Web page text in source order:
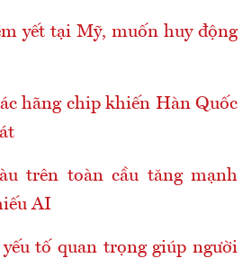
yết tại Mỹ, muốn huy động
hãng chip khiến Hàn Quốc
trên toàn cầu tăng mạnh
AI
tố quan trọng giúp người